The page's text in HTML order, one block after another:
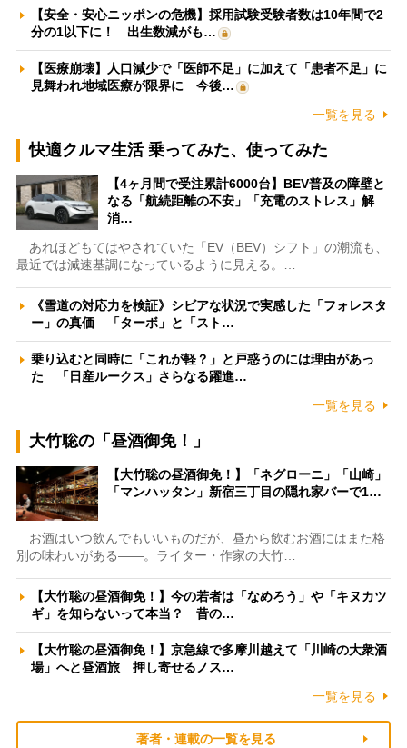
【安全・安心ニッポンの危機】採用試験受験者数は10年間で2
分の1以下に！ 出生数減がも…
【医療崩壊】人口減少で「医師不足」に加えて「患者不足」に
見舞われ地域医療が限界に 今後…
一覧を見る
快適クルマ生活 乗ってみた、使ってみた
【4ヶ月間で受注累計6000台】BEV普及の障壁と
なる「航続距離の不安」「充電のストレス」解
消…
あれほどもてはやされていた「EV（BEV）シフト」の潮流も、
最近では減速基調になっているように見える。…
《雪道の対応力を検証》シビアな状況で実感した「フォレスタ
ー」の真価 「ターボ」と「スト…
乗り込むと同時に「これが軽？」と戸惑うのには理由があっ
た 「日産ルークス」さらなる躍進…
一覧を見る
大竹聡の「昼酒御免！」
【大竹聡の昼酒御免！】「ネグローニ」「山崎」
「マンハッタン」新宿三丁目の隠れ家バーで1…
お酒はいつ飲んでもいいものだが、昼から飲むお酒にはまた格
別の味わいがある――。ライター・作家の大竹…
【大竹聡の昼酒御免！】今の若者は「なめろう」や「キヌカツ
ギ」を知らないって本当？ 昔の…
【大竹聡の昼酒御免！】京急線で多摩川越えて「川崎の大衆酒
場」へと昼酒旅 押し寄せるノス…
一覧を見る
著者・連載の一覧を見る